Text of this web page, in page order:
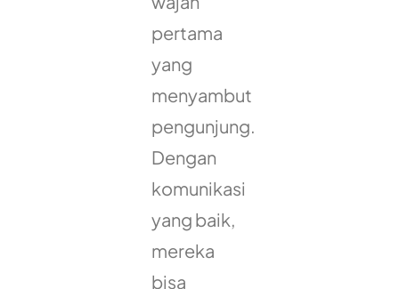
pertama
yang
menyambut
pengunjung.
Dengan
komunikasi
yang baik,
mereka
bisa